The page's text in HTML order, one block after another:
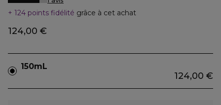
124 points fidélité grâce à cet achat
124,00 €
150mL
124,00 €